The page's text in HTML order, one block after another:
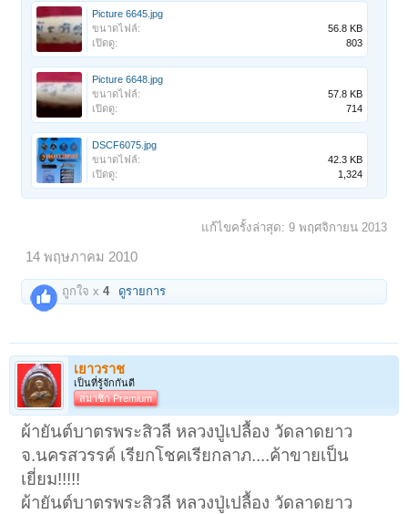
Picture 6645.jpg
ขนาดไฟล์:
56.8 KB
เปิดดู:
803
Picture 6648.jpg
ขนาดไฟล์:
57.8 KB
เปิดดู:
714
DSCF6075.jpg
ขนาดไฟล์:
42.3 KB
เปิดดู:
1,324
แก้ไขครั้งล่าสุด: 9 พฤศจิกายน 2013
14 พฤษภาคม 2010
ถูกใจ x4 ดูรายการ
เยาวราช
เป็นที่รู้จักกันดี
สมาชิก Premium
ผ้ายันต์บาตรพระสิวลี หลวงปู่เปลื้อง วัดลาดยาว
จ.นครสวรรค์ เรียกโชคเรียกลาภ....ค้าขายเป็น
เยี่ยม!!!!!
ผ้ายันต์บาตรพระสิวลี หลวงปู่เปลื้อง วัดลาดยาว